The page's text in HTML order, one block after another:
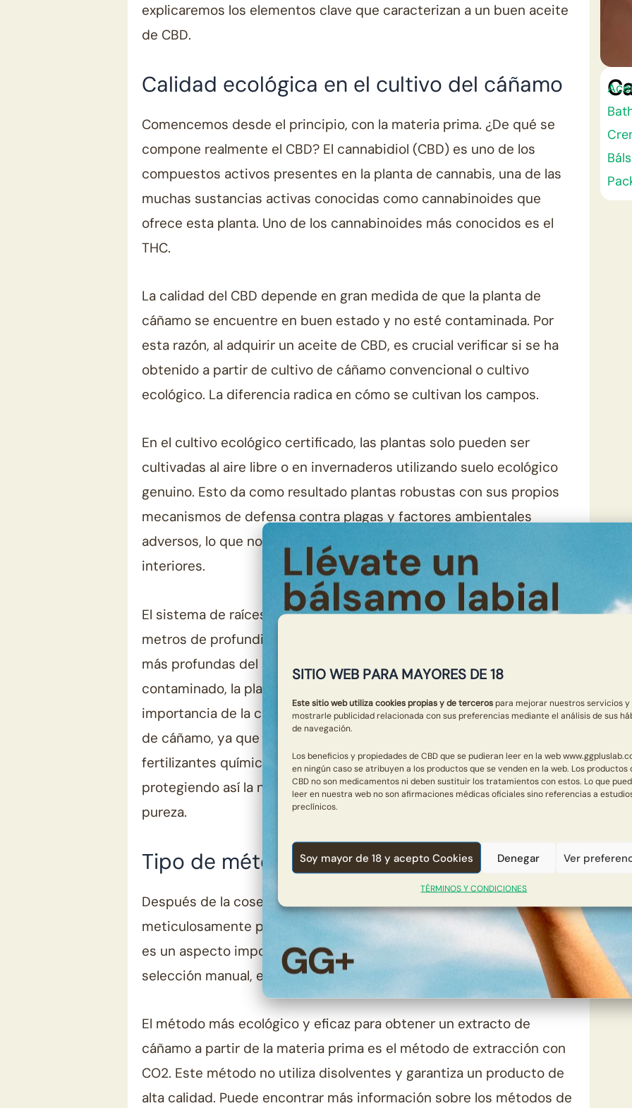
SITIO WEB PARA MAYORES DE 18
Este sitio web utiliza cookies propias y de tercerospara mejorar nuestros servicios y
mostrarle publicidad relacionada con sus preferencias mediante el análisis de sus
de navegación.
Los beneficios y propiedades de CBD que se pudieran leer en la web
en ningún caso se atribuyen a los productos que se venden en la web. Los productos
CBD no son medicamentos ni deben sustituir los tratamientos con estos. Lo que
leer en nuestra web no son afirmaciones médicas oficiales sino referencias a
preclínicos.
Soy mayor de 18 y acepto Cookies Denegar Ver
TÉRMINOS Y CONDICIONES
explicaremos los elementos clave que caracterizan a un buen aceite
de CBD.
Calidad ecológica en el cultivo del cáñamo
Comencemos desde el principio, con la materia prima. ¿De qué se
compone realmente el CBD? El cannabidiol (CBD) es uno de los
compuestos activos presentes en la planta de cannabis, una de las
muchas sustancias activas conocidas como cannabinoides que
ofrece esta planta. Uno de los cannabinoides más conocidos es el
THC.
La calidad del CBD depende en gran medida de que la planta de
cáñamo se encuentre en buen estado y no esté contaminada. Por
esta razón, al adquirir un aceite de CBD, es crucial verificar si se ha
obtenido a partir de cultivo de cáñamo convencional o cultivo
ecológico. La diferencia radica en cómo se cultivan los campos.
En el cultivo ecológico certificado, las plantas solo pueden ser
cultivadas al aire libre o en invernaderos utilizando suelo ecológico
genuino. Esto da como resultado plantas robustas con sus propios
mecanismos de defensa contra plagas y factores ambientales
adversos, lo que no sería posible en el cultivo en suelos artificiales en
interiores.
El sistema de raíces del cáñamo es profundo, alcanzando hasta dos
metros de profundidad para obtener agua y nutrientes de las capas
más profundas del suelo. Sin embargo, si el suelo está previamente
contaminado, la planta absorbe estas impurezas. Esto destaca la
importancia de la certificación ecológica, especialmente en el cultivo
de cáñamo, ya que el cultivo ecológico no utiliza pesticidas ni
fertilizantes químicos perjudiciales para el medio ambiente,
protegiendo así la naturaleza y garantizando productos de la más alta
pureza.
Tipo de método de extracción
Después de la cosecha, las hojas de cannabis se secan y procesan
meticulosamente para obtener un extracto. El método de extracción
es un aspecto importante, ya que influye, de manera similar a la
selección manual, en la pureza del producto.
El método más ecológico y eficaz para obtener un extracto de
cáñamo a partir de la materia prima es el método de extracción con
CO2. Este método no utiliza disolventes y garantiza un producto de
alta calidad. Puede encontrar más información sobre los métodos de